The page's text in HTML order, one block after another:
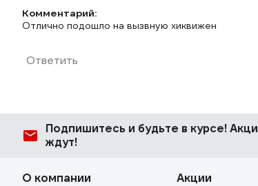
Комментарий:
Отлично подошло на вызвную хиквижен
Ответить
Подпишитесь и будьте в курсе!
ждут!
О компании Акции